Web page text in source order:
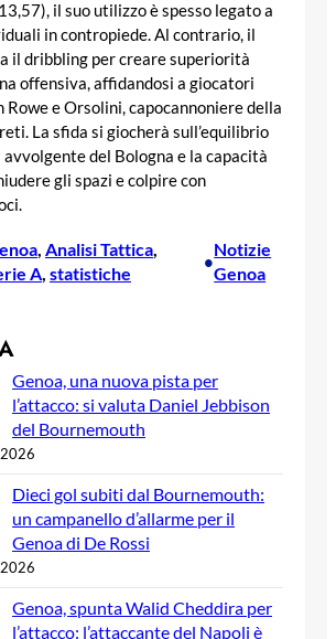
il suo utilizzo è spesso legato a
in contropiede. Al contrario, il
il dribbling per creare superiorità
offensiva, affidandosi a giocatori
Rowe e Orsolini, capocannoniere della
La sfida si giocherà sull’equilibrio
del Bologna e la capacità
gli spazi e colpire con
, Analisi Tattica
A, statistiche
•
Notizie
Genoa
Genoa, una nuova pista per
l’attacco: si valuta Daniel Jebbison
del Bournemouth
Dieci gol subiti dal Bournemouth:
un campanello d’allarme per il
Genoa di De Rossi
Genoa, spunta Walid Cheddira per
l’attacco: l’attaccante del Napoli è